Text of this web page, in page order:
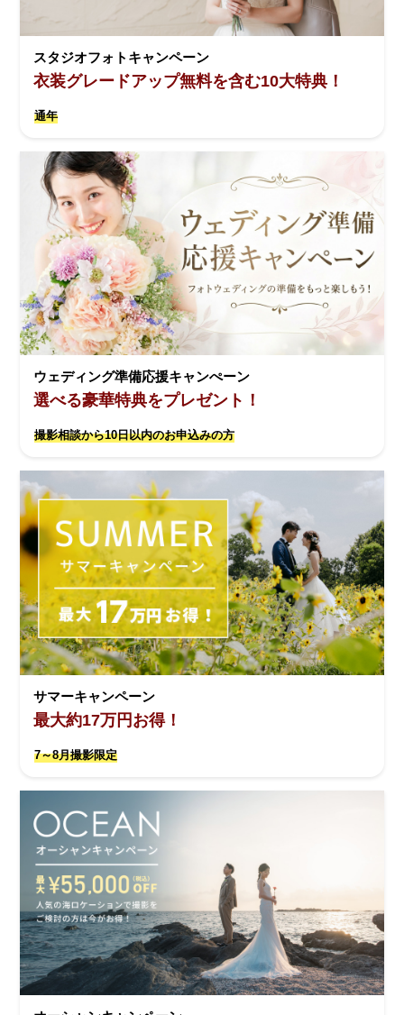
スタジオフォトキャンペーン
衣装グレードアップ無料を含む10大特典！
通年
ウェディング準備応援キャンぺーン
選べる豪華特典をプレゼント！
撮影相談から10日以内のお申込みの方
サマーキャンペーン
最大約17万円お得！
7～8月撮影限定